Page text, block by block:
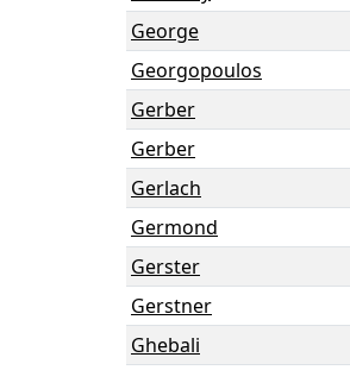
George
Georgopoulos
Gerber
Gerber
Gerlach
Germond
Gerster
Gerstner
Ghebali